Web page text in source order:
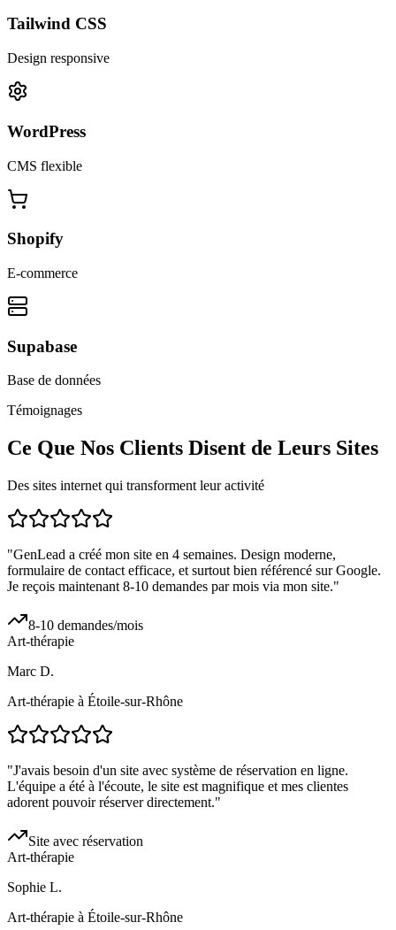
Tailwind CSS
Design responsive
WordPress
CMS flexible
Shopify
E-commerce
Supabase
Base de données
Témoignages
Ce Que Nos Clients Disent de Leurs Sites
Des sites internet qui transforment leur activité
"GenLead a créé mon site en 4 semaines. Design moderne,
formulaire de contact efficace, et surtout bien référencé sur Google.
Je reçois maintenant 8-10 demandes par mois via mon site."
8-10 demandes/mois
Art-thérapie
Marc D.
Art-thérapie à Étoile-sur-Rhône
"J'avais besoin d'un site avec système de réservation en ligne.
L'équipe a été à l'écoute, le site est magnifique et mes clientes
adorent pouvoir réserver directement."
Site avec réservation
Art-thérapie
Sophie L.
Art-thérapie à Étoile-sur-Rhône